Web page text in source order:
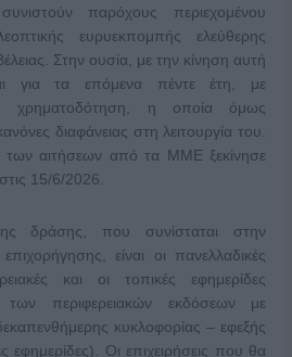
παρόχους περιεχομένου
ευρυεκπομπής ελεύθερης
Στην ουσία, με την κίνηση αυτή
για τα επόμενα πέντε έτη, με
χρηματοδότηση, η οποία όμως
διαφάνειας στη λειτουργία του.
αιτήσεων από τα ΜΜΕ ξεκίνησε
15/6/2026.
δράσης, που συνίσταται στην
είναι οι πανελλαδικές
και οι τοπικές εφημερίδες
των περιφερειακών εκδόσεων με
κυκλοφορίας – εφεξής
εφημερίδες). Οι επιχειρήσεις που θα